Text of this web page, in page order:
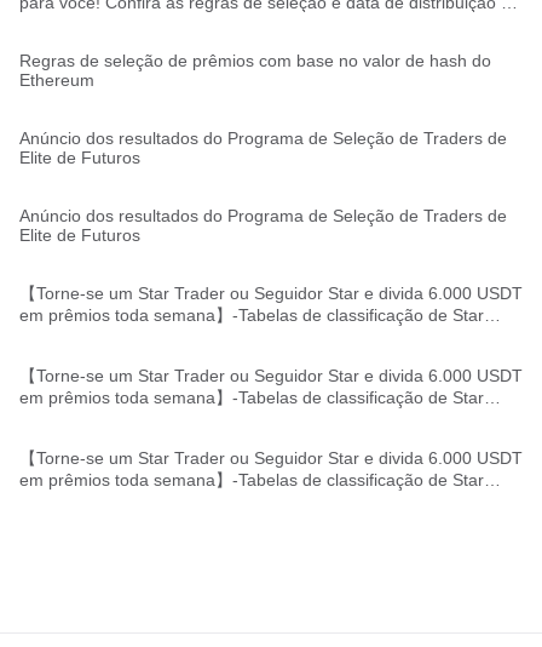
Regras de seleção de prêmios com base no valor de hash do
Ethereum
Anúncio dos resultados do Programa de Seleção de Traders de
Elite de Futuros
Anúncio dos resultados do Programa de Seleção de Traders de
Elite de Futuros
【Torne-se um Star Trader ou Seguidor Star e divida 6.000 USDT
em prêmios toda semana】-Tabelas de classificação de Star
【Torne-se um Star Trader ou Seguidor Star e divida 6.000 USDT
em prêmios toda semana】-Tabelas de classificação de Star
【Torne-se um Star Trader ou Seguidor Star e divida 6.000 USDT
em prêmios toda semana】-Tabelas de classificação de Star